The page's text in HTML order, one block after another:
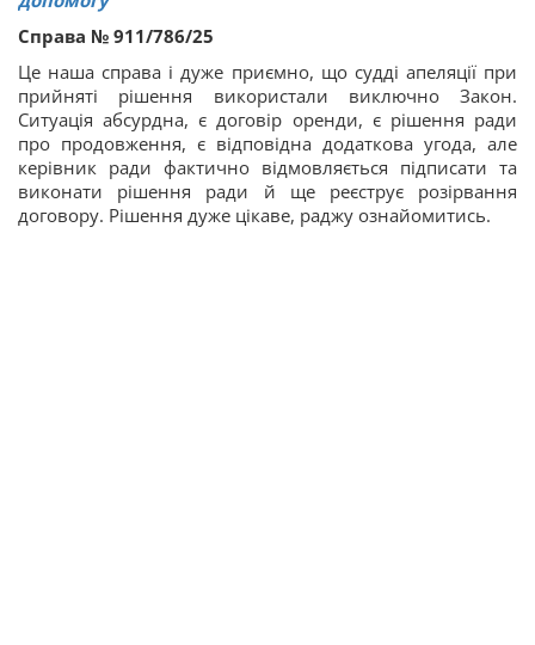
Справа № 911/786/25
Це наша справа і дуже приємно, що судді апеляції при
прийняті рішення використали виключно Закон.
Ситуація абсурдна, є договір оренди, є рішення ради
про продовження, є відповідна додаткова угода, але
керівник ради фактично відмовляється підписати та
виконати рішення ради й ще реєструє розірвання
договору. Рішення дуже цікаве, раджу ознайомитись.